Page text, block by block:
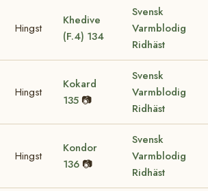
Hingst
Khedive
(F.4) 134
Svensk
Varmblodig
Ridhäst
Hingst
Kokard
135 📷
Svensk
Varmblodig
Ridhäst
Hingst
Kondor
136 📷
Svensk
Varmblodig
Ridhäst